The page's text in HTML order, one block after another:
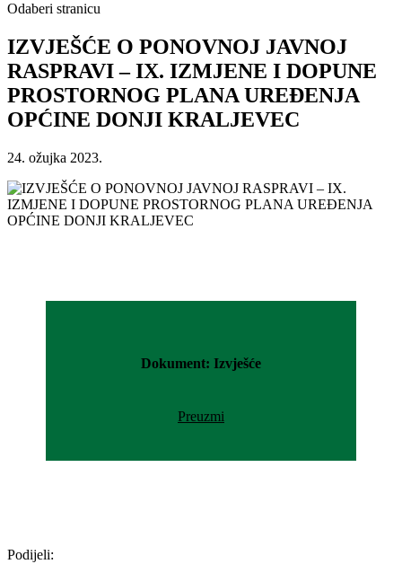
Odaberi stranicu
IZVJEŠĆE O PONOVNOJ JAVNOJ
RASPRAVI – IX. IZMJENE I DOPUNE
PROSTORNOG PLANA UREĐENJA
OPĆINE DONJI KRALJEVEC
24. ožujka 2023.
Dokument: Izvješće
Preuzmi
Podijeli: